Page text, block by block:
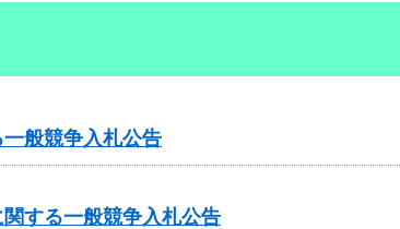
般競争入札公告
する一般競争入札公告